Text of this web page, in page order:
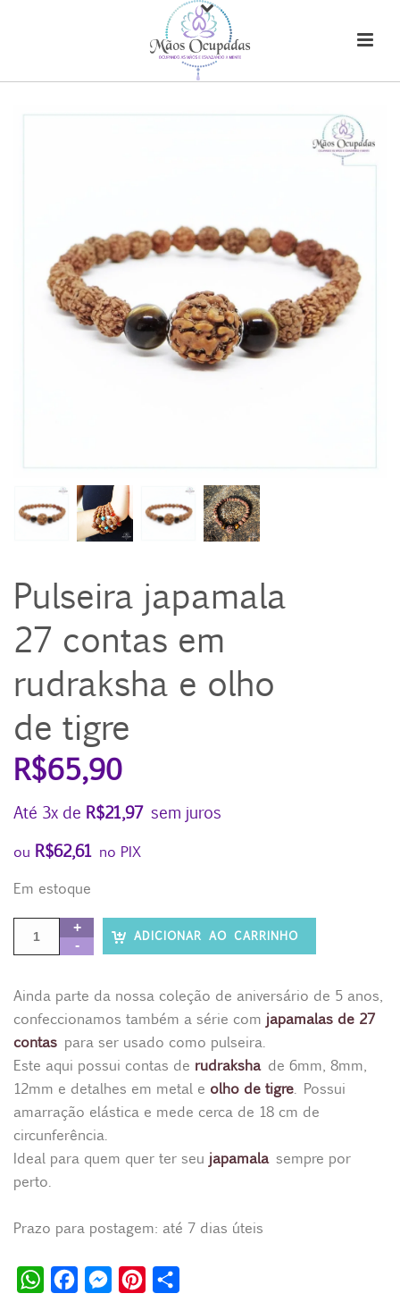
Pulseira japamala
27 contas em
rudraksha e olho
de tigre
R$65,90
Até 3x de R$21,97 sem juros
ou R$62,61 no PIX
Em estoque
ADICIONAR AO CARRINHO
Ainda parte da nossa coleção de aniversário de 5 anos,
confeccionamos também a série com japamalas de 27
contas para ser usado como pulseira.
Este aqui possui contas de rudrakshade 6mm, 8mm,
12mm e detalhes em metal e olho de tigre. Possui
amarração elástica e mede cerca de 18 cm de
circunferência.
Ideal para quem quer ter seu japamalasempre por
perto.
Prazo para postagem: até 7 dias úteis
W
M